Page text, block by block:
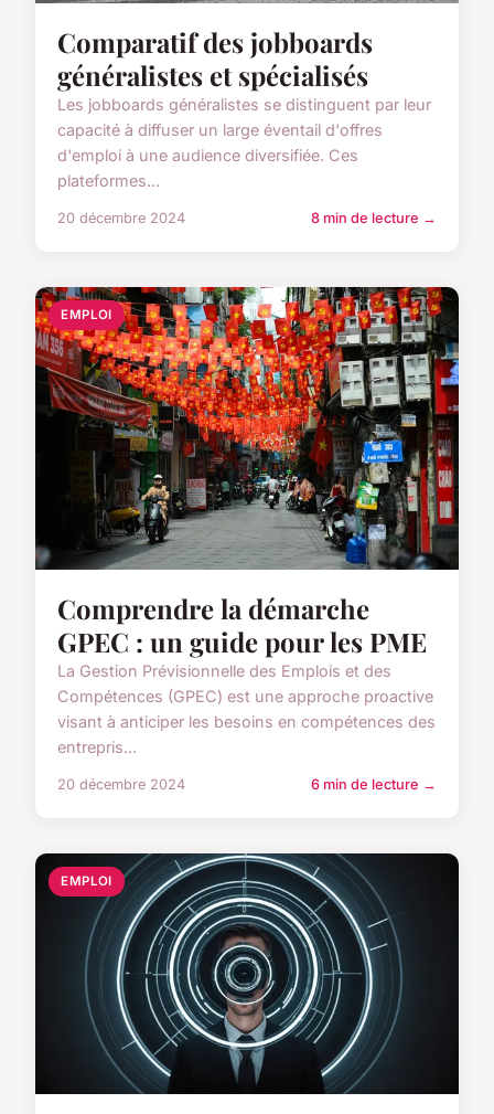
Comparatif des jobboards
généralistes et spécialisés
Les jobboards généralistes se distinguent par leur
capacité à diffuser un large éventail d'offres
d'emploi à une audience diversifiée. Ces
plateformes...
20 décembre 2024 8 min de lecture →
EMPLOI
Comprendre la démarche
GPEC : un guide pour les PME
La Gestion Prévisionnelle des Emplois et des
Compétences (GPEC) est une approche proactive
visant à anticiper les besoins en compétences des
entrepris...
20 décembre 2024 6 min de lecture →
EMPLOI